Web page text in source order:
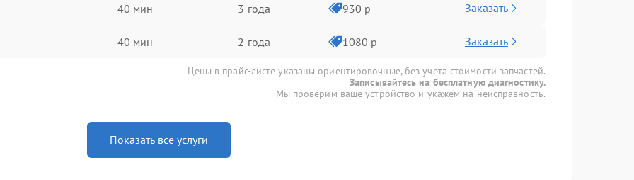
40 мин 3 года 930 р Заказать
40 мин 2 года 1080 р Заказать
Цены в прайс-листе указаны ориентировочные, без учета стоимости запчастей.
Записывайтесь на бесплатную диагностику.
Мы проверим ваше устройство и укажем на неисправность.
Показать все услуги